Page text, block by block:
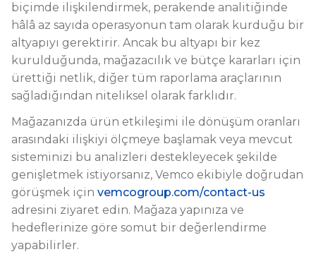
biçimde ilişkilendirmek, perakende analitiğinde
hâlâ az sayıda operasyonun tam olarak kurduğu bir
altyapıyı gerektirir. Ancak bu altyapı bir kez
kurulduğunda, mağazacılık ve bütçe kararları için
ürettiği netlik, diğer tüm raporlama araçlarının
sağladığından niteliksel olarak farklıdır.
Mağazanızda ürün etkileşimi ile dönüşüm oranları
arasındaki ilişkiyi ölçmeye başlamak veya mevcut
sisteminizi bu analizleri destekleyecek şekilde
genişletmek istiyorsanız, Vemco ekibiyle doğrudan
görüşmek için vemcogroup.com/contact-us
adresini ziyaret edin. Mağaza yapınıza ve
hedeflerinize göre somut bir değerlendirme
yapabilirler.